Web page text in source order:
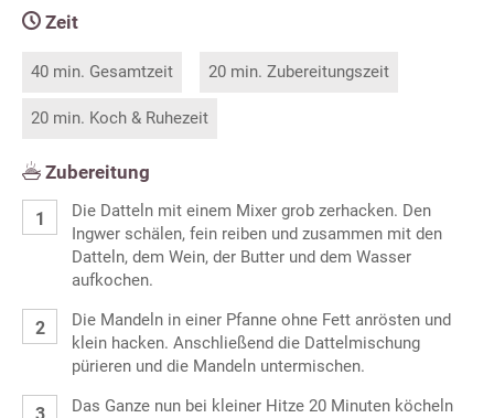
Zeit
40 min. Gesamtzeit 20 min. Zubereitungszeit
20 min. Koch & Ruhezeit
Zubereitung
Die Datteln mit einem Mixer grob zerhacken. Den
Ingwer schälen, fein reiben und zusammen mit den
Datteln, dem Wein, der Butter und dem Wasser
aufkochen.
Die Mandeln in einer Pfanne ohne Fett anrösten und
klein hacken. Anschließend die Dattelmischung
pürieren und die Mandeln untermischen.
Das Ganze nun bei kleiner Hitze 20 Minuten köcheln